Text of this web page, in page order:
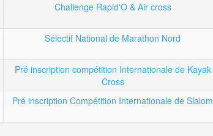
Challenge Rapid'O & Air cross
Sélectif National de Marathon Nord
Pré inscription compétition Internationale de Kayak
Cross
Pré inscription Compétition Internationale de Slalom